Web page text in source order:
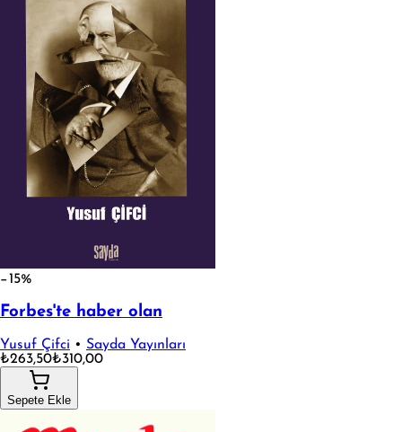
−15%
Forbes'te haber olan
Yusuf Çifci • Sayda Yayınları
₺263,50₺310,00
Sepete Ekle